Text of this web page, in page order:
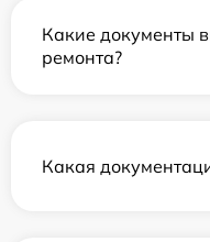
Какие документы
ремонта?
Какая